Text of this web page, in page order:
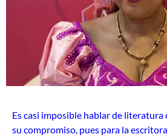
Es casi imposible hablar de literatura
su compromiso, pues para la